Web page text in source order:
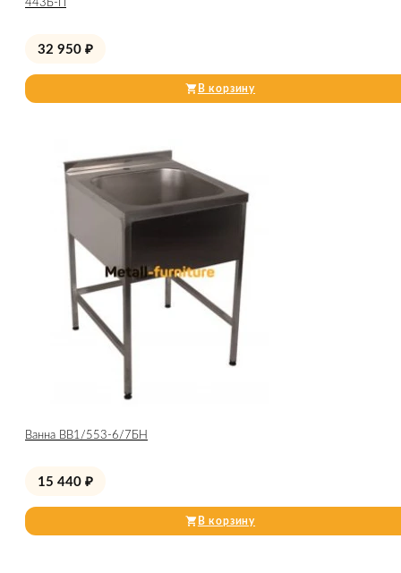
443Б-П
32 950 ₽
В корзину
Ванна ВВ1/553-6/7БН
15 440 ₽
В корзину